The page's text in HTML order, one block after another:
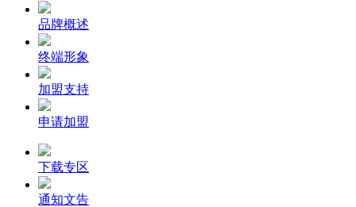
品牌概述
终端形象
加盟支持
申请加盟
下载专区
通知文告